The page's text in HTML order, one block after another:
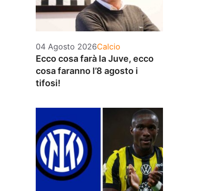
04 Agosto 2026Categorie
Calcio
Ecco cosa farà la Juve, ecco
cosa faranno l’8 agosto i
tifosi!